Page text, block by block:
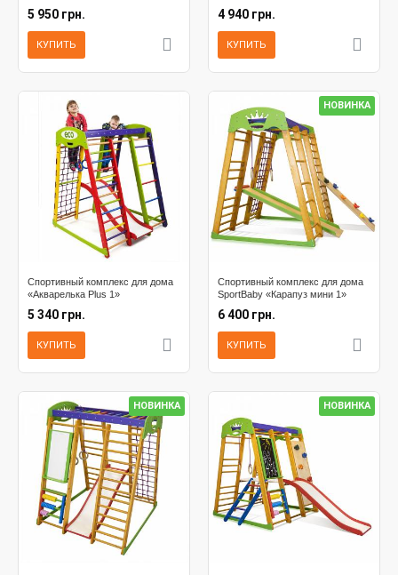
5 950 грн.
КУПИТЬ
4 940 грн.
КУПИТЬ
Спортивный комплекс для дома
«Акварелька Plus 1»
5 340 грн.
КУПИТЬ
НОВИНКА
Спортивный комплекс для дома
SportBaby «Карапуз мини 1»
6 400 грн.
КУПИТЬ
НОВИНКА НОВИНКА